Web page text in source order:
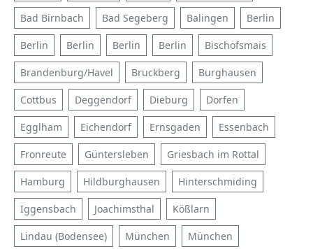
Bad Birnbach Bad Segeberg Balingen Berlin
Berlin Berlin Berlin Berlin Bischofsmais
Brandenburg/Havel Bruckberg Burghausen
Cottbus Deggendorf Dieburg Dorfen
Egglham Eichendorf Ernsgaden Essenbach
Fronreute Güntersleben Griesbach im Rottal
Hamburg Hildburghausen Hinterschmiding
Iggensbach Joachimsthal Kößlarn
Lindau (Bodensee) München München